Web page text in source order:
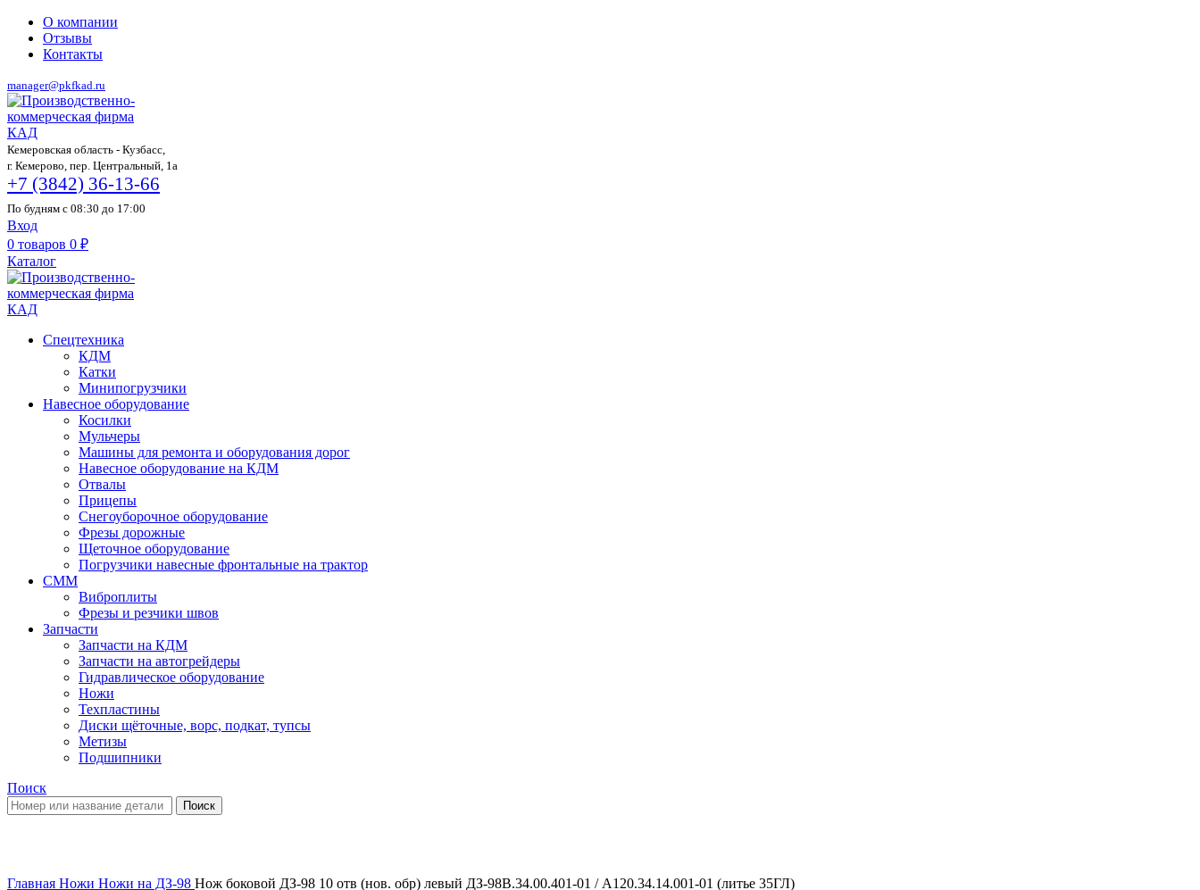
О компании
Отзывы
Контакты
manager@pkfkad.ru
Кемеровская область - Кузбасс,
г. Кемерово, пер. Центральный, 1а
+7 (3842) 36-13-66
По будням с 08:30 до 17:00
Вход
0 товаров 0 ₽
Каталог
Спецтехника
КДМ
Катки
Минипогрузчики
Навесное оборудование
Косилки
Мульчеры
Машины для ремонта и оборудования дорог
Навесное оборудование на КДМ
Отвалы
Прицепы
Снегоуборочное оборудование
Фрезы дорожные
Щеточное оборудование
Погрузчики навесные фронтальные на трактор
СММ
Виброплиты
Фрезы и резчики швов
Запчасти
Запчасти на КДМ
Запчасти на автогрейдеры
Гидравлическое оборудование
Ножи
Техпластины
Диски щёточные, ворс, подкат, тупсы
Метизы
Подшипники
Поиск
Поиск
Главная Ножи Ножи на ДЗ-98 Нож боковой ДЗ-98 10 отв (нов. обр) левый ДЗ-98В.34.00.401-01 / А120.34.14.001-01 (литье 35ГЛ)